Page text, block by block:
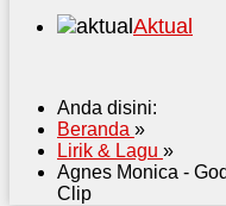
Aktual
Anda disini:
Beranda »
Lirik & Lagu »
Agnes Monica -
Clip